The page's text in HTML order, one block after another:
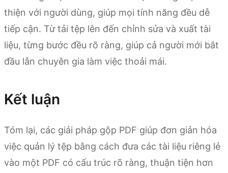
thiện với người dùng, giúp mọi tính năng đều dễ
tiếp cận. Từ tải tệp lên đến chỉnh sửa và xuất tài
liệu, từng bước đều rõ ràng, giúp cả người mới bắt
đầu lẫn chuyên gia làm việc thoải mái.
Kết luận
Tóm lại, các giải pháp gộp PDF giúp đơn giản hóa
việc quản lý tệp bằng cách đưa các tài liệu riêng lẻ
vào một PDF có cấu trúc rõ ràng, thuận tiện hơn